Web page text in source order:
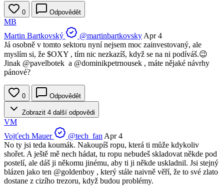
0 Odpovědět
MB
Martin Bartkovský
@martinbartkovsky Apr 4
Já osobně v tomto sektoru nyní nejsem moc zainvestovaný, ale
myslím si, že $OXY , tím nic nezkazíš, když se na ni podíváš.😉
Jinak @pavelbotek a @dominikpetrnousek , máte nějaké návrhy
pánové?
0 Odpovědět
Zobrazit 4 další odpovědi
VM
Vojťech Mauer
@tech_fan Apr 4
No ty jsi teda koumák. Nakoupíš ropu, která ti může kdykoliv
shořet. A ještě mě nech hádat, tu ropu nebudeš skladovat někde pod
postelí, ale dáš ji někomu jinému, aby ti ji někde uskladnil. Jsi stejný
blázen jako ten @goldenboy , který stále naivně věří, že to své zlato
dostane z cizího trezoru, když budou problémy.